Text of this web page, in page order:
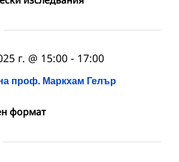
проф. Маркхам Гелър
г. @ 15:00 - 17:00
формат